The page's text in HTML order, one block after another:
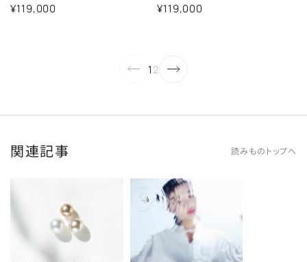
¥119,000 ¥119,000
12
関連記事 読みものトップへ